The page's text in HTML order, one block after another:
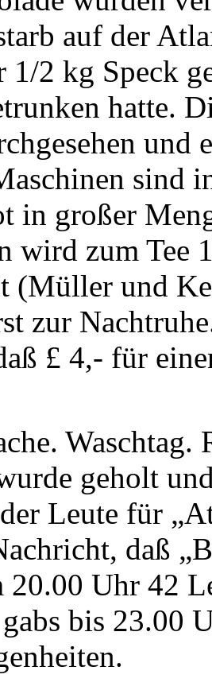
auf der
1/2 kg Speck
hatte.
und
sind
in großer
wird zum
(Müller und
zur
£ 4,- für
geholt
Leute für
daß
20.00 Uhr 42
bis 23.00